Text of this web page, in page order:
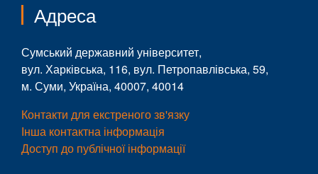
Адреса
Сумський державний університет,
вул. Харківська, 116, вул. Петропавлівська, 59,
м. Суми, Україна, 40007, 40014
Контакти для екстреного зв'язку
Інша контактна інформація
Доступ до публічної інформації